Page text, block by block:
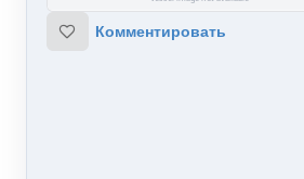
Комментировать